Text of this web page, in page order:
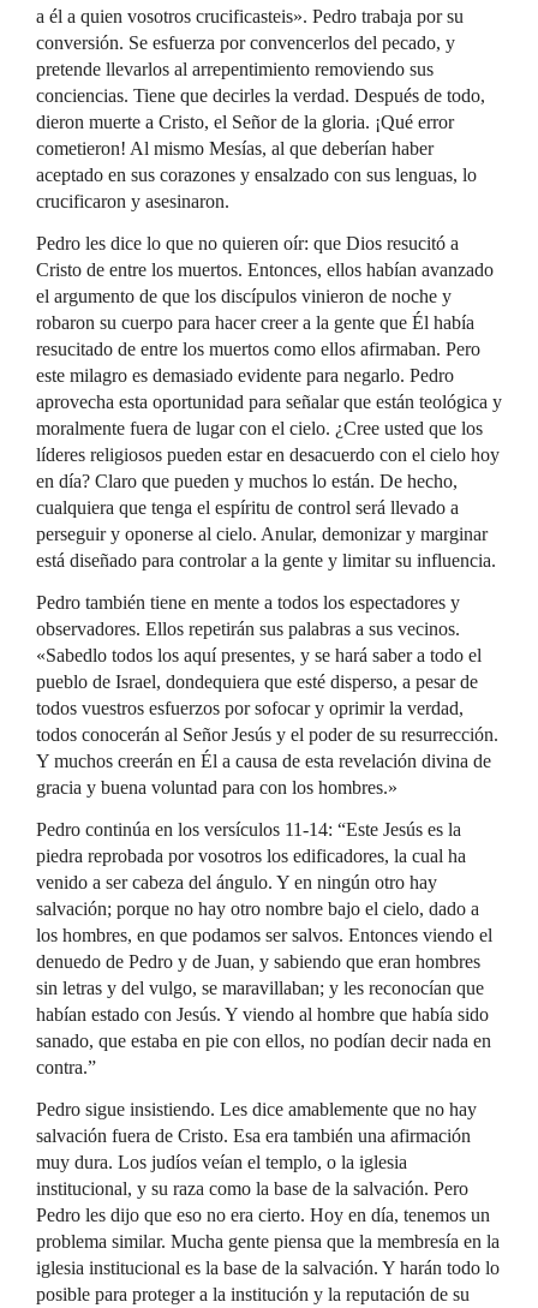
a él a quien vosotros crucificasteis». Pedro trabaja por su
conversión. Se esfuerza por convencerlos del pecado, y
pretende llevarlos al arrepentimiento removiendo sus
conciencias. Tiene que decirles la verdad. Después de todo,
dieron muerte a Cristo, el Señor de la gloria. ¡Qué error
cometieron! Al mismo Mesías, al que deberían haber
aceptado en sus corazones y ensalzado con sus lenguas, lo
crucificaron y asesinaron.
Pedro les dice lo que no quieren oír: que Dios resucitó a
Cristo de entre los muertos. Entonces, ellos habían avanzado
el argumento de que los discípulos vinieron de noche y
robaron su cuerpo para hacer creer a la gente que Él había
resucitado de entre los muertos como ellos afirmaban. Pero
este milagro es demasiado evidente para negarlo. Pedro
aprovecha esta oportunidad para señalar que están teológica y
moralmente fuera de lugar con el cielo. ¿Cree usted que los
líderes religiosos pueden estar en desacuerdo con el cielo hoy
en día? Claro que pueden y muchos lo están. De hecho,
cualquiera que tenga el espíritu de control será llevado a
perseguir y oponerse al cielo. Anular, demonizar y marginar
está diseñado para controlar a la gente y limitar su influencia.
Pedro también tiene en mente a todos los espectadores y
observadores. Ellos repetirán sus palabras a sus vecinos.
«Sabedlo todos los aquí presentes, y se hará saber a todo el
pueblo de Israel, dondequiera que esté disperso, a pesar de
todos vuestros esfuerzos por sofocar y oprimir la verdad,
todos conocerán al Señor Jesús y el poder de su resurrección.
Y muchos creerán en Él a causa de esta revelación divina de
gracia y buena voluntad para con los hombres.»
Pedro continúa en los versículos 11-14: “Este Jesús es la
piedra reprobada por vosotros los edificadores, la cual ha
venido a ser cabeza del ángulo. Y en ningún otro hay
salvación; porque no hay otro nombre bajo el cielo, dado a
los hombres, en que podamos ser salvos. Entonces viendo el
denuedo de Pedro y de Juan, y sabiendo que eran hombres
sin letras y del vulgo, se maravillaban; y les reconocían que
habían estado con Jesús. Y viendo al hombre que había sido
sanado, que estaba en pie con ellos, no podían decir nada en
contra.”
Pedro sigue insistiendo. Les dice amablemente que no hay
salvación fuera de Cristo. Esa era también una afirmación
muy dura. Los judíos veían el templo, o la iglesia
institucional, y su raza como la base de la salvación. Pero
Pedro les dijo que eso no era cierto. Hoy en día, tenemos un
problema similar. Mucha gente piensa que la membresía en la
iglesia institucional es la base de la salvación. Y harán todo lo
posible para proteger a la institución y la reputación de su